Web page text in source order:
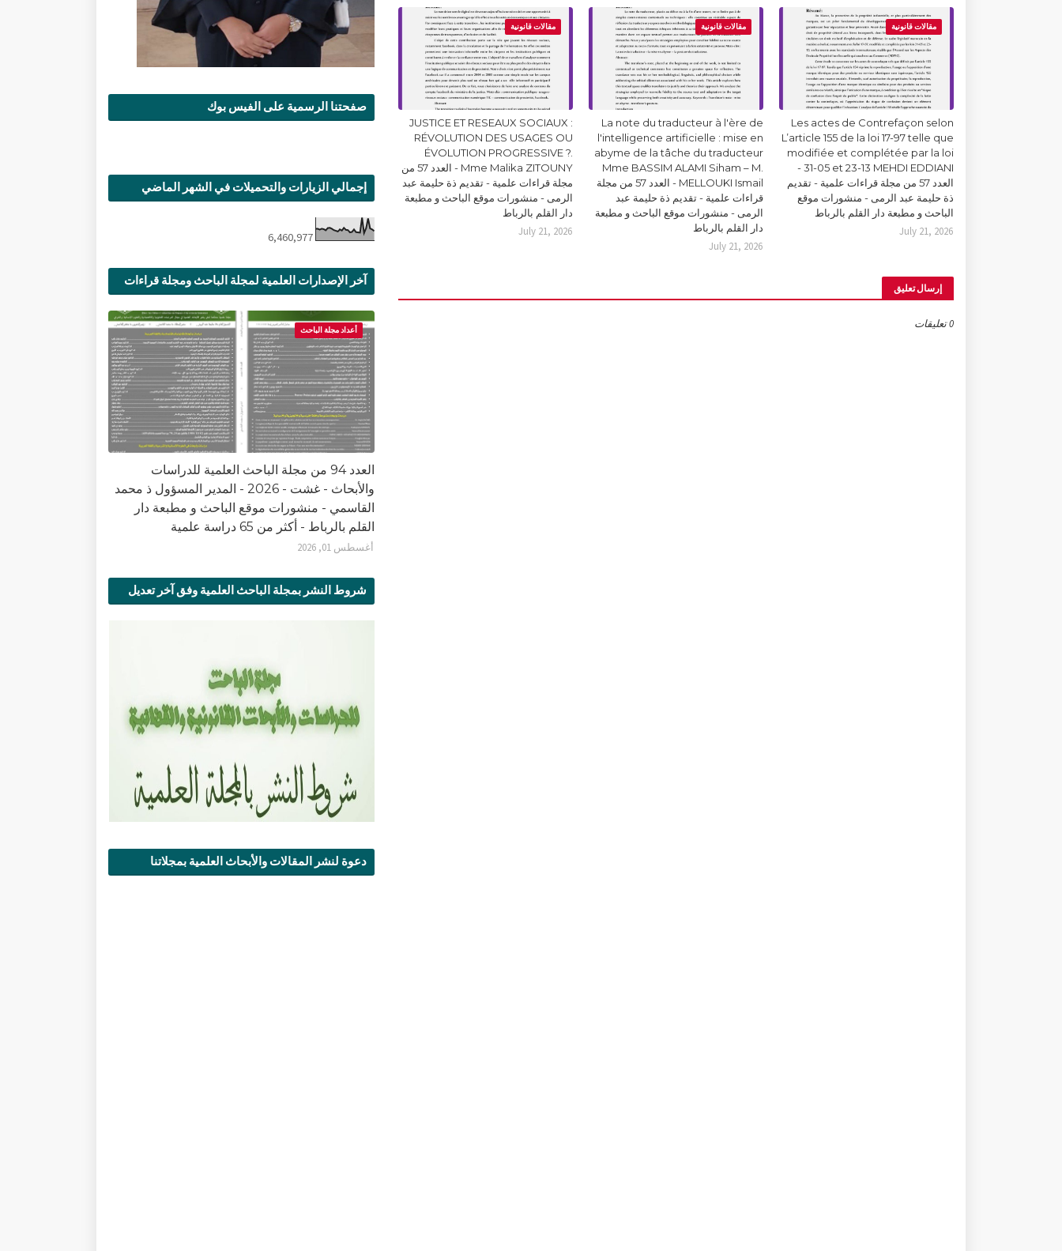
مقالات قانونية
Les actes de Contrefaçon selon
L’article 155 de la loi 17-97 telle que
modifiée et complétée par la loi
31-05 et 23-13 MEHDI EDDIANI -
العدد 57 من مجلة قراءات علمية - تقديم
ذة حليمة عبد الرمى - منشورات موقع
الباحث و مطبعة دار القلم بالرباط
July 21, 2026
مقالات قانونية
La note du traducteur à l'ère de
l'intelligence artificielle : mise en
abyme de la tâche du traducteur
Mme BASSIM ALAMI Siham – M.
MELLOUKI Ismail - العدد 57 من مجلة
قراءات علمية - تقديم ذة حليمة عبد
الرمى - منشورات موقع الباحث و مطبعة
دار القلم بالرباط
July 21, 2026
مقالات قانونية
JUSTICE ET RESEAUX SOCIAUX :
RÉVOLUTION DES USAGES OU
ÉVOLUTION PROGRESSIVE ?.
Mme Malika ZITOUNY - العدد 57 من
مجلة قراءات علمية - تقديم ذة حليمة عبد
الرمى - منشورات موقع الباحث و مطبعة
دار القلم بالرباط
July 21, 2026
إرسال تعليق
0 تعليقات
صفحتنا الرسمية على الفيس بوك
إجمالي الزيارات والتحميلات في الشهر الماضي
6,460,977
آخر الإصدارات العلمية لمجلة الباحث ومجلة قراءات
أعداد مجلة الباحث
العدد 94 من مجلة الباحث العلمية للدراسات
والأبحاث - غشت - 2026 - المدير المسؤول ذ محمد
القاسمي - منشورات موقع الباحث و مطبعة دار
القلم بالرباط - أكثر من 65 دراسة علمية
أغسطس 01, 2026
شروط النشر بمجلة الباحث العلمية وفق آخر تعديل
دعوة لنشر المقالات والأبحاث العلمية بمجلاتنا